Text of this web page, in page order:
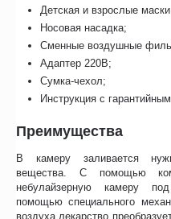
Детская и взрослые
Носовая насадка;
Сменные воздушные
Адаптер 220В;
Сумка-чехол;
Инструкция с
Преимущества
В камеру заливается
вещества. С помощью
небулайзерную камеру
помощью специального
воздуха лекарство